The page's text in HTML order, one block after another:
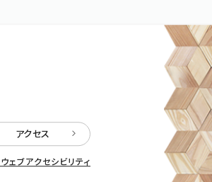
アクセス
ウェブアクセシビリティ